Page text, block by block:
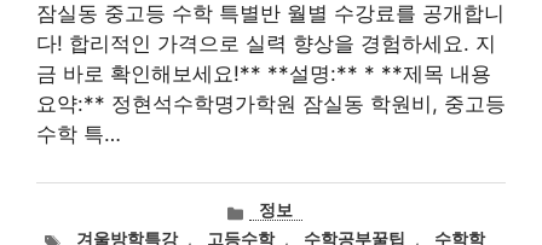
잠실동 중고등 수학 특별반 월별 수강료를 공개합니
다! 합리적인 가격으로 실력 향상을 경험하세요. 지
금 바로 확인해보세요!** **설명:** * **제목 내용
요약:** 정현석수학명가학원 잠실동 학원비, 중고등
수학 특…
카
테
정보
태겨울방학특강 , 고등수학 , 수학공부꿀팁 ,
수학학